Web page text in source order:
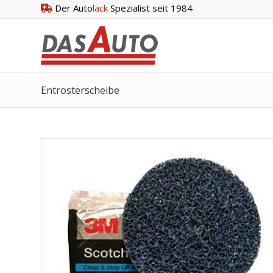
Der Autolack Spezialist seit 1984
Entrosterscheibe